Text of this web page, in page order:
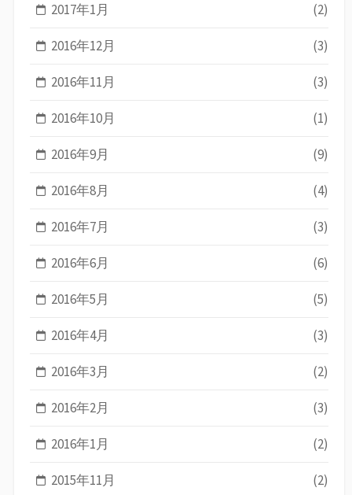
2017年1月 (2)
2016年12月 (3)
2016年11月 (3)
2016年10月 (1)
2016年9月 (9)
2016年8月 (4)
2016年7月 (3)
2016年6月 (6)
2016年5月 (5)
2016年4月 (3)
2016年3月 (2)
2016年2月 (3)
2016年1月 (2)
2015年11月 (2)